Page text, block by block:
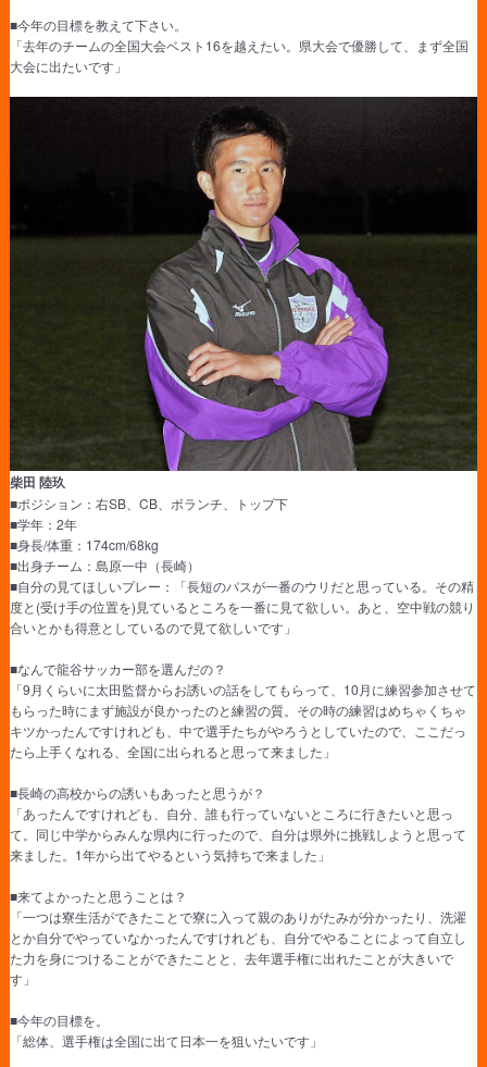
■今年の目標を教えて下さい。
「去年のチームの全国大会ベスト16を越えたい。県大会で優勝して、まず全国
大会に出たいです」
柴田 陸玖
■ポジション：右SB、CB、ボランチ、トップ下
■学年：2年
■身長/体重：174cm/68kg
■出身チーム：島原一中（長崎）
■自分の見てほしいプレー：「長短のパスが一番のウリだと思っている。その精
度と(受け手の位置を)見ているところを一番に見て欲しい。あと、空中戦の競り
合いとかも得意としているので見て欲しいです」
■なんで龍谷サッカー部を選んだの？
「9月くらいに太田監督からお誘いの話をしてもらって、10月に練習参加させて
もらった時にまず施設が良かったのと練習の質。その時の練習はめちゃくちゃ
キツかったんですけれども、中で選手たちがやろうとしていたので、ここだっ
たら上手くなれる、全国に出られると思って来ました」
■長崎の高校からの誘いもあったと思うが？
「あったんですけれども、自分、誰も行っていないところに行きたいと思っ
て。同じ中学からみんな県内に行ったので、自分は県外に挑戦しようと思って
来ました。1年から出てやるという気持ちで来ました」
■来てよかったと思うことは？
「一つは寮生活ができたことで寮に入って親のありがたみが分かったり、洗濯
とか自分でやっていなかったんですけれども、自分でやることによって自立し
た力を身につけることができたことと、去年選手権に出れたことが大きいで
す」
■今年の目標を。
「総体、選手権は全国に出て日本一を狙いたいです」